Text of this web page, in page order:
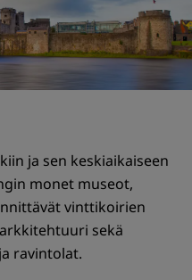
ja sen keskiaikaiseen
monet museot,
vinttikoirien
sekä
ravintolat.